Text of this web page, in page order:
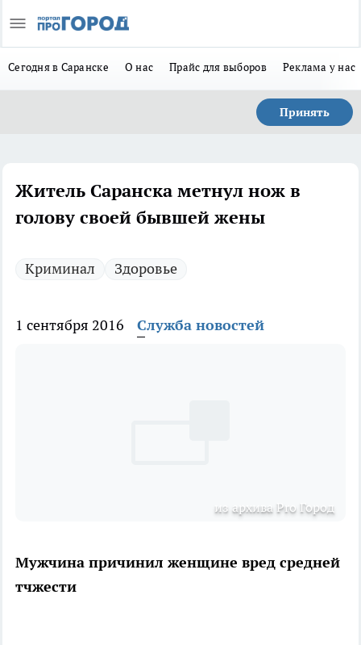
Сегодня в Саранске О нас Прайс для выборов Реклама у нас
Принять
Житель Саранска метнул нож в
голову своей бывшей жены
Криминал Здоровье
1 сентября 2016 Служба новостей
из архива Pro Город
Мужчина причинил женщине вред средней
тчжести